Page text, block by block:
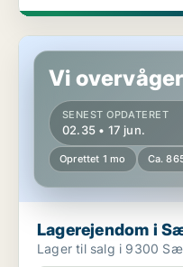
Lagerejendom i Sæby
Vi
SENEST OPDATERET
02.35 • 17 jun.
Oprettet 1 mo Ca.
Lagerejendom i
Lager til salg i 9300